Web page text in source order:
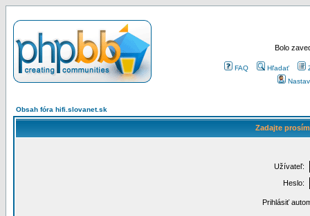
Bolo
FAQ Hľadať
Obsah fóra hifi.slovanet.sk
Zadajte
Užívateľ:
Heslo:
Prihlásiť